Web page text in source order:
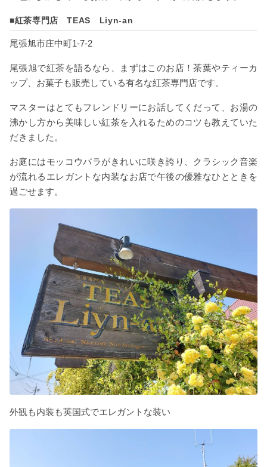
■紅茶専門店 TEAS Liyn-an
尾張旭市庄中町1-7-2
尾張旭で紅茶を語るなら、まずはこのお店！茶葉やティーカ
ップ、お菓子も販売している有名な紅茶専門店です。
マスターはとてもフレンドリーにお話してくだって、お湯の
沸かし方から美味しい紅茶を入れるためのコツも教えていた
だきました。
お庭にはモッコウバラがきれいに咲き誇り、クラシック音楽
が流れるエレガントな内装なお店で午後の優雅なひとときを
過ごせます。
外観も内装も英国式でエレガントな装い